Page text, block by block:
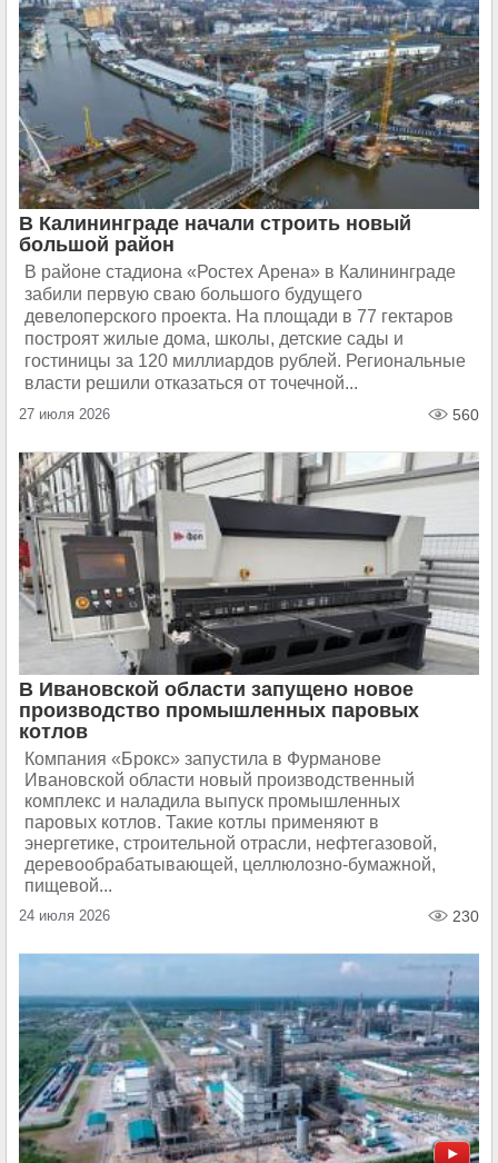
В Калининграде начали строить новый
большой район
В районе стадиона «Ростех Арена» в Калининграде
забили первую сваю большого будущего
девелоперского проекта. На площади в 77 гектаров
построят жилые дома, школы, детские сады и
гостиницы за 120 миллиардов рублей. Региональные
власти решили отказаться от точечной...
27 июля 2026 560
В Ивановской области запущено новое
производство промышленных паровых
котлов
Компания «Брокс» запустила в Фурманове
Ивановской области новый производственный
комплекс и наладила выпуск промышленных
паровых котлов. Такие котлы применяют в
энергетике, строительной отрасли, нефтегазовой,
деревообрабатывающей, целлюлозно-бумажной,
пищевой...
24 июля 2026 230